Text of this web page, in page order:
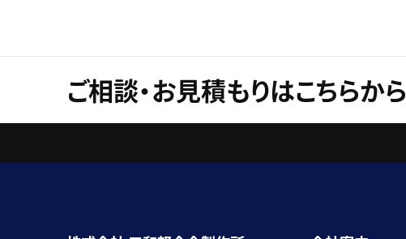
ご相談・お見積もりはこちらから